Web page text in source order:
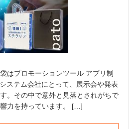
はプロモーションツール アプリ制
ステム会社にとって、展示会や発表
。その中で意外と見落とされがちで
力を持っています。 […]